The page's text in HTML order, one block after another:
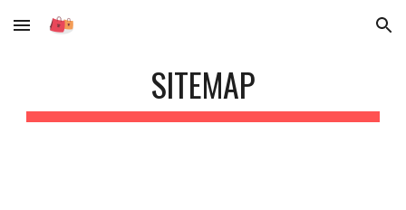
Skip to main content Skip to navigation
SITEMAP